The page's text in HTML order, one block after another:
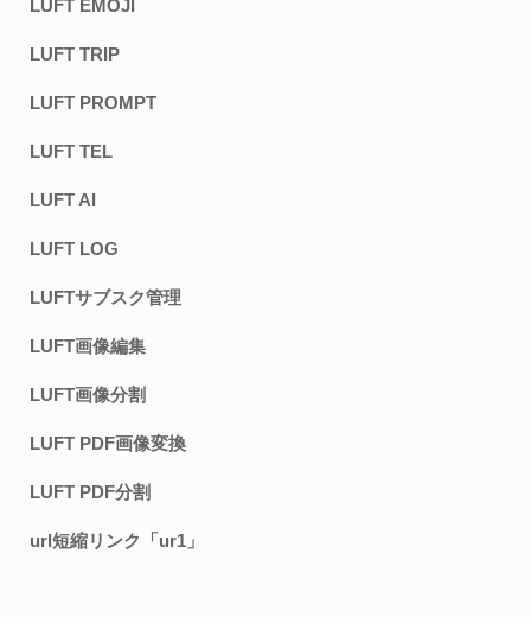
LUFT EMOJI
LUFT TRIP
LUFT PROMPT
LUFT TEL
LUFT AI
LUFT LOG
LUFTサブスク管理
LUFT画像編集
LUFT画像分割
LUFT PDF画像変換
LUFT PDF分割
url短縮リンク「ur1」